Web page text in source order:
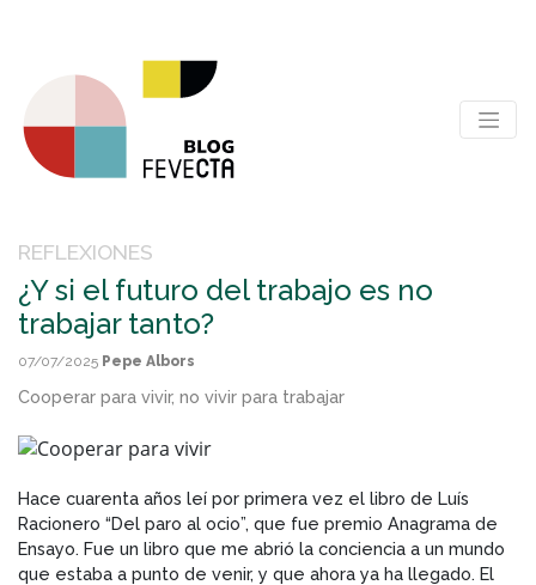
REFLEXIONES
¿Y si el futuro del trabajo es no
trabajar tanto?
07/07/2025 Pepe Albors
Cooperar para vivir, no vivir para trabajar
Hace cuarenta años leí por primera vez el libro de Luís
Racionero “Del paro al ocio”, que fue premio Anagrama de
Ensayo. Fue un libro que me abrió la conciencia a un mundo
que estaba a punto de venir, y que ahora ya ha llegado. El